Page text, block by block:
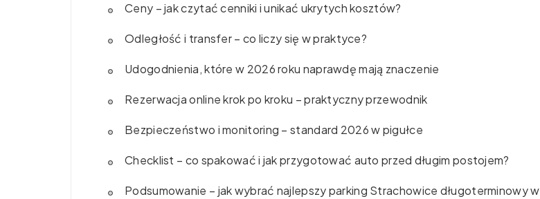
Ceny – jak czytać cenniki i unikać ukrytych kosztów?
Odległość i transfer – co liczy się w praktyce?
Udogodnienia, które w 2026 roku naprawdę mają znaczenie
Rezerwacja online krok po kroku – praktyczny przewodnik
Bezpieczeństwo i monitoring – standard 2026 w pigułce
Checklist – co spakować i jak przygotować auto przed długim postojem?
Podsumowanie – jak wybrać najlepszy parking Strachowice długoterminowy w